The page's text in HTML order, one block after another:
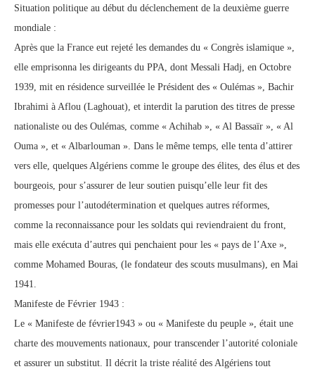
Situation politique au début du déclenchement de la deuxième guerre
mondiale :
Après que la France eut rejeté les demandes du « Congrès islamique »,
elle emprisonna les dirigeants du PPA, dont Messali Hadj, en Octobre
1939, mit en résidence surveillée le Président des « Oulémas », Bachir
Ibrahimi à Aflou (Laghouat), et interdit la parution des titres de presse
nationaliste ou des Oulémas, comme « Achihab », « Al Bassaïr », « Al
Ouma », et « Albarlouman ». Dans le même temps, elle tenta d’attirer
vers elle, quelques Algériens comme le groupe des élites, des élus et des
bourgeois, pour s’assurer de leur soutien puisqu’elle leur fit des
promesses pour l’autodétermination et quelques autres réformes,
comme la reconnaissance pour les soldats qui reviendraient du front,
mais elle exécuta d’autres qui penchaient pour les « pays de l’Axe »,
comme Mohamed Bouras, (le fondateur des scouts musulmans), en Mai
1941.
Manifeste de Février 1943 :
Le « Manifeste de février1943 » ou « Manifeste du peuple », était une
charte des mouvements nationaux, pour transcender l’autorité coloniale
et assurer un substitut. Il décrit la triste réalité des Algériens tout